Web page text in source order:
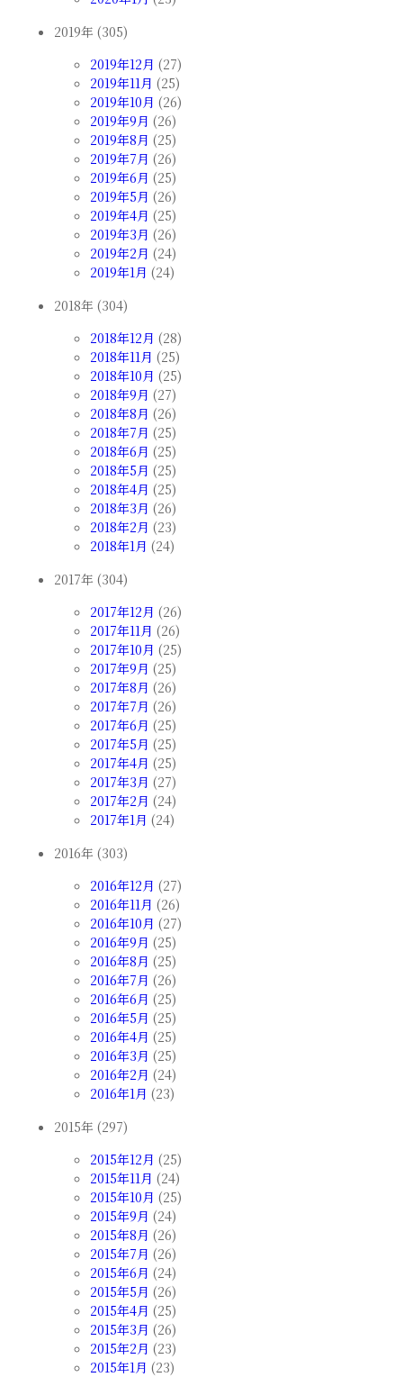
2019年 (305)
2019年12月 (27)
2019年11月 (25)
2019年10月 (26)
2019年9月 (26)
2019年8月 (25)
2019年7月 (26)
2019年6月 (25)
2019年5月 (26)
2019年4月 (25)
2019年3月 (26)
2019年2月 (24)
2019年1月 (24)
2018年 (304)
2018年12月 (28)
2018年11月 (25)
2018年10月 (25)
2018年9月 (27)
2018年8月 (26)
2018年7月 (25)
2018年6月 (25)
2018年5月 (25)
2018年4月 (25)
2018年3月 (26)
2018年2月 (23)
2018年1月 (24)
2017年 (304)
2017年12月 (26)
2017年11月 (26)
2017年10月 (25)
2017年9月 (25)
2017年8月 (26)
2017年7月 (26)
2017年6月 (25)
2017年5月 (25)
2017年4月 (25)
2017年3月 (27)
2017年2月 (24)
2017年1月 (24)
2016年 (303)
2016年12月 (27)
2016年11月 (26)
2016年10月 (27)
2016年9月 (25)
2016年8月 (25)
2016年7月 (26)
2016年6月 (25)
2016年5月 (25)
2016年4月 (25)
2016年3月 (25)
2016年2月 (24)
2016年1月 (23)
2015年 (297)
2015年12月 (25)
2015年11月 (24)
2015年10月 (25)
2015年9月 (24)
2015年8月 (26)
2015年7月 (26)
2015年6月 (24)
2015年5月 (26)
2015年4月 (25)
2015年3月 (26)
2015年2月 (23)
2015年1月 (23)